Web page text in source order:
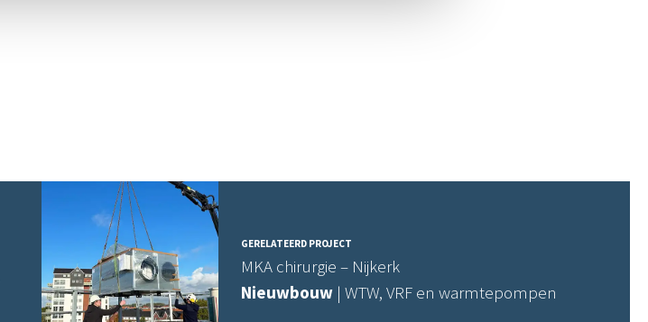
GERELATEERD PROJECT
MKA chirurgie – Nijkerk
Nieuwbouw| WTW, VRF en warmtepompen